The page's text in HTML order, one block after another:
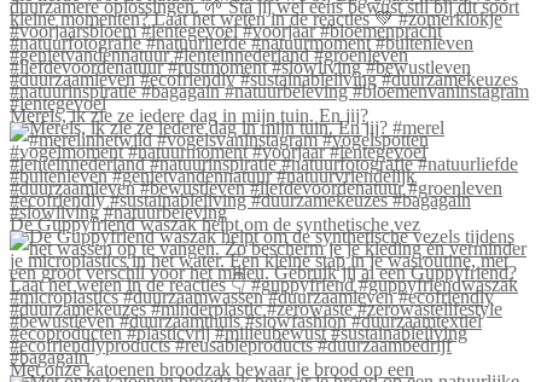
Merels, ik zie ze iedere dag in mijn tuin. En jij?
De Guppyfriend waszak helpt om de synthetische vez
Met onze katoenen broodzak bewaar je brood op een